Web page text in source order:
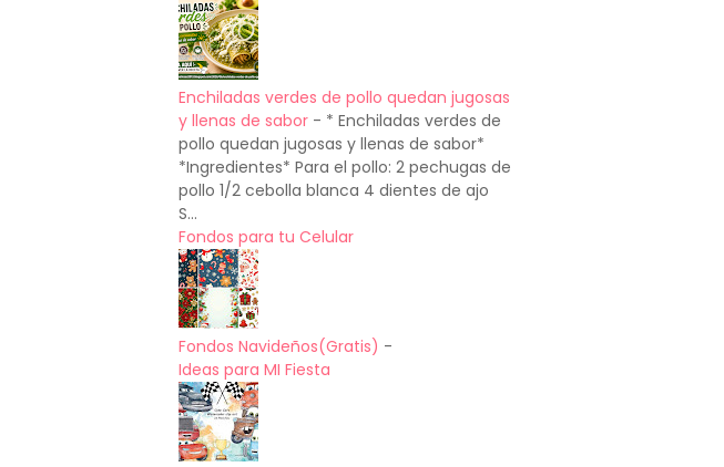
Enchiladas verdes de pollo quedan jugosas
y llenas de sabor - * Enchiladas verdes de
pollo quedan jugosas y llenas de sabor*
*Ingredientes* Para el pollo: 2 pechugas de
pollo 1/2 cebolla blanca 4 dientes de ajo
S...
Fondos para tu Celular
Fondos Navideños(Gratis) -
Ideas para MI Fiesta